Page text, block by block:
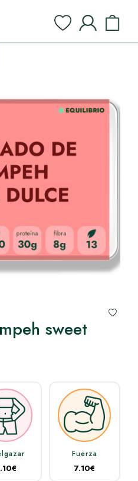
sweet
Fuerza
7.10€